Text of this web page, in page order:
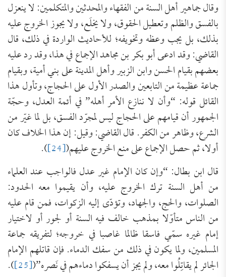
وقال جماهير أهل السنة من الفقهاء والمحدثين والمتكلمين: لا ينعزل
بالفسق والظلم وتعطيل الحقوق، ولا يخلَع، ولا يجوز الخروج عليه
بذلك، بل يجب وعظه وتخويفه؛ للأحاديث الواردة في ذلك، قال
القاضي: وقد ادعى أبو بكر بن مجاهد الإجماع في هذا، وقد رد عليه
بعضهم بقيام الحسن وابن الزبير وأهل المدينة على بني أمية، وبقيام
جماعة عظيمة من التابعين والصدر الأول على الحجاج، وتأول هذا
القائل قوله: “وأن لا ننازع الأمر أهله” في أئمة العدل، وحجّة
الجمهور أن قيامهم على الحجاج ليس لمجرّد الفسق، بل لما غيّر من
الشرع، وظاهر من الكفر. قال القاضي: وقيل: إن هذا الخلاف كان
أولا، ثم حصل الإجماع على منع الخروج عليهم([24]
).
قال ابن بطال: “وإن كان الإمام غير عدل فالواجب عند العلماء
من أهل السنة ترك الخروج عليه، وأن يقيموا معه الحدود:
الصلوات، والحج، والجهاد، وتؤدّى إليه الزكوات، فمن قام عليه
من الناس متأوّلا بمذهب خالف فيه السنة أو لجور أو لاختيار
إمام غيره سمّي فاسقا ظالما غاصبا في خروجه؛ لتفريقه جماعة
المسلمين، ولما يكون في ذلك من سفك الدماء. فإن قاتلهم الإمام
الجائر لم يقاتِلُوا معه، ولم يجز أن يسفكوا دماءهم في نَصره”([25]
).